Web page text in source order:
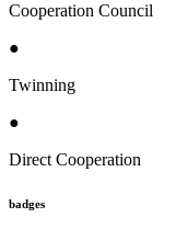
Cooperation Council
●
Twinning
●
Direct Cooperation
badges